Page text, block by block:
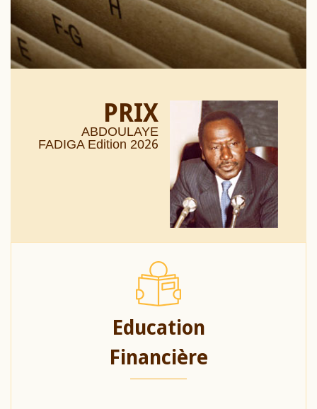
PRIX
ABDOULAYE
FADIGA Edition 2026
Education
Financière